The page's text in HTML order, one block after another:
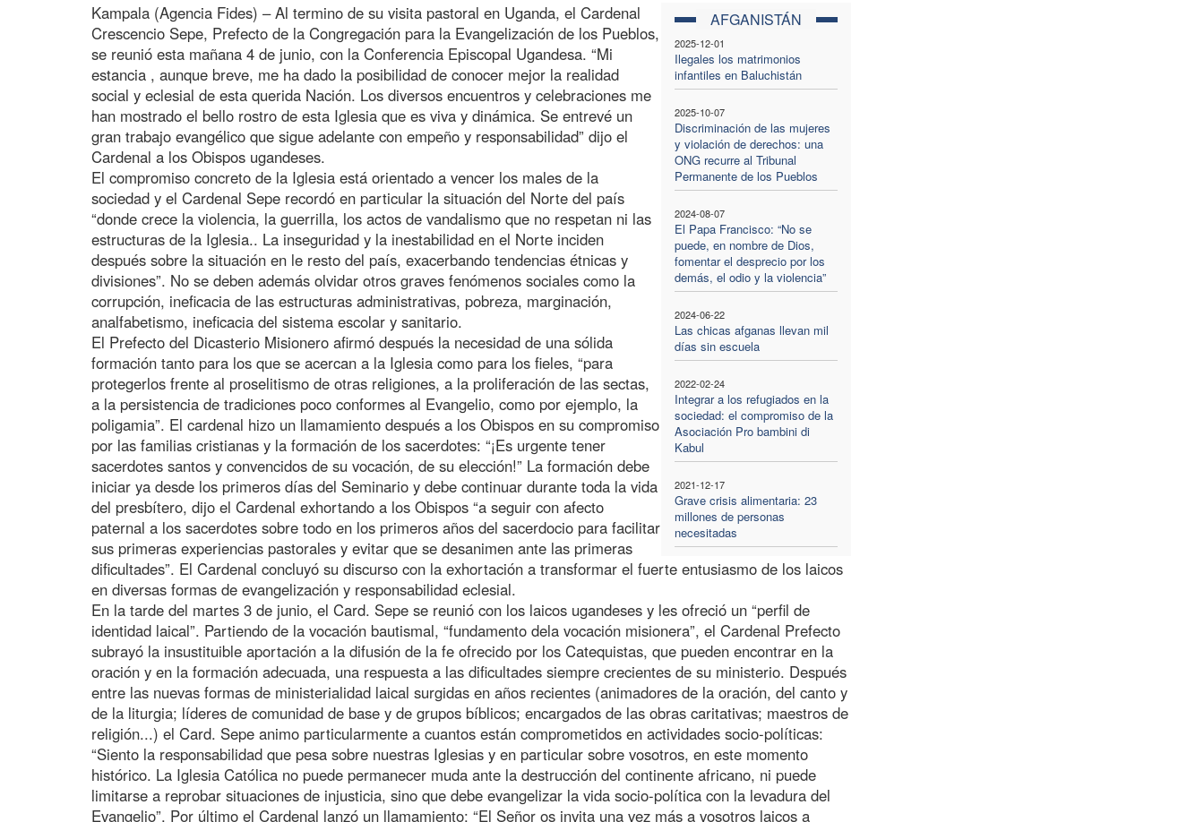
AFGANISTÁN
2025-12-01
Ilegales los matrimonios
infantiles en Baluchistán
2025-10-07
Discriminación de las mujeres
y violación de derechos: una
ONG recurre al Tribunal
Permanente de los Pueblos
2024-08-07
El Papa Francisco: “No se
puede, en nombre de Dios,
fomentar el desprecio por los
demás, el odio y la violencia”
2024-06-22
Las chicas afganas llevan mil
días sin escuela
2022-02-24
Integrar a los refugiados en la
sociedad: el compromiso de la
Asociación Pro bambini di
Kabul
2021-12-17
Grave crisis alimentaria: 23
millones de personas
necesitadas
Kampala (Agencia Fides) – Al termino de su visita pastoral en Uganda, el Cardenal
Crescencio Sepe, Prefecto de la Congregación para la Evangelización de los Pueblos,
se reunió esta mañana 4 de junio, con la Conferencia Episcopal Ugandesa. “Mi
estancia , aunque breve, me ha dado la posibilidad de conocer mejor la realidad
social y eclesial de esta querida Nación. Los diversos encuentros y celebraciones me
han mostrado el bello rostro de esta Iglesia que es viva y dinámica. Se entrevé un
gran trabajo evangélico que sigue adelante con empeño y responsabilidad” dijo el
Cardenal a los Obispos ugandeses.
El compromiso concreto de la Iglesia está orientado a vencer los males de la
sociedad y el Cardenal Sepe recordó en particular la situación del Norte del país
“donde crece la violencia, la guerrilla, los actos de vandalismo que no respetan ni las
estructuras de la Iglesia.. La inseguridad y la inestabilidad en el Norte inciden
después sobre la situación en le resto del país, exacerbando tendencias étnicas y
divisiones”. No se deben además olvidar otros graves fenómenos sociales como la
corrupción, ineficacia de las estructuras administrativas, pobreza, marginación,
analfabetismo, ineficacia del sistema escolar y sanitario.
El Prefecto del Dicasterio Misionero afirmó después la necesidad de una sólida
formación tanto para los que se acercan a la Iglesia como para los fieles, “para
protegerlos frente al proselitismo de otras religiones, a la proliferación de las sectas,
a la persistencia de tradiciones poco conformes al Evangelio, como por ejemplo, la
poligamia”. El cardenal hizo un llamamiento después a los Obispos en su compromiso
por las familias cristianas y la formación de los sacerdotes: “¡Es urgente tener
sacerdotes santos y convencidos de su vocación, de su elección!” La formación debe
iniciar ya desde los primeros días del Seminario y debe continuar durante toda la vida
del presbítero, dijo el Cardenal exhortando a los Obispos “a seguir con afecto
paternal a los sacerdotes sobre todo en los primeros años del sacerdocio para facilitar
sus primeras experiencias pastorales y evitar que se desanimen ante las primeras
dificultades”. El Cardenal concluyó su discurso con la exhortación a transformar el fuerte entusiasmo de los laicos
en diversas formas de evangelización y responsabilidad eclesial.
En la tarde del martes 3 de junio, el Card. Sepe se reunió con los laicos ugandeses y les ofreció un “perfil de
identidad laical”. Partiendo de la vocación bautismal, “fundamento dela vocación misionera”, el Cardenal Prefecto
subrayó la insustituible aportación a la difusión de la fe ofrecido por los Catequistas, que pueden encontrar en la
oración y en la formación adecuada, una respuesta a las dificultades siempre crecientes de su ministerio. Después
entre las nuevas formas de ministerialidad laical surgidas en años recientes (animadores de la oración, del canto y
de la liturgia; líderes de comunidad de base y de grupos bíblicos; encargados de las obras caritativas; maestros de
religión...) el Card. Sepe animo particularmente a cuantos están comprometidos en actividades socio-políticas:
“Siento la responsabilidad que pesa sobre nuestras Iglesias y en particular sobre vosotros, en este momento
histórico. La Iglesia Católica no puede permanecer muda ante la destrucción del continente africano, ni puede
limitarse a reprobar situaciones de injusticia, sino que debe evangelizar la vida socio-política con la levadura del
Evangelio”. Por último el Cardenal lanzó un llamamiento: “El Señor os invita una vez más a vosotros laicos a